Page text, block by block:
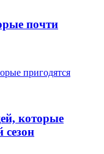
почти
которые
сезон